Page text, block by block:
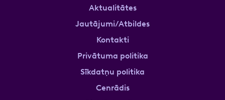
Aktualitātes
Jautājumi/Atbildes
Kontakti
Privātuma politika
Sīkdatņu politika
Cenrādis